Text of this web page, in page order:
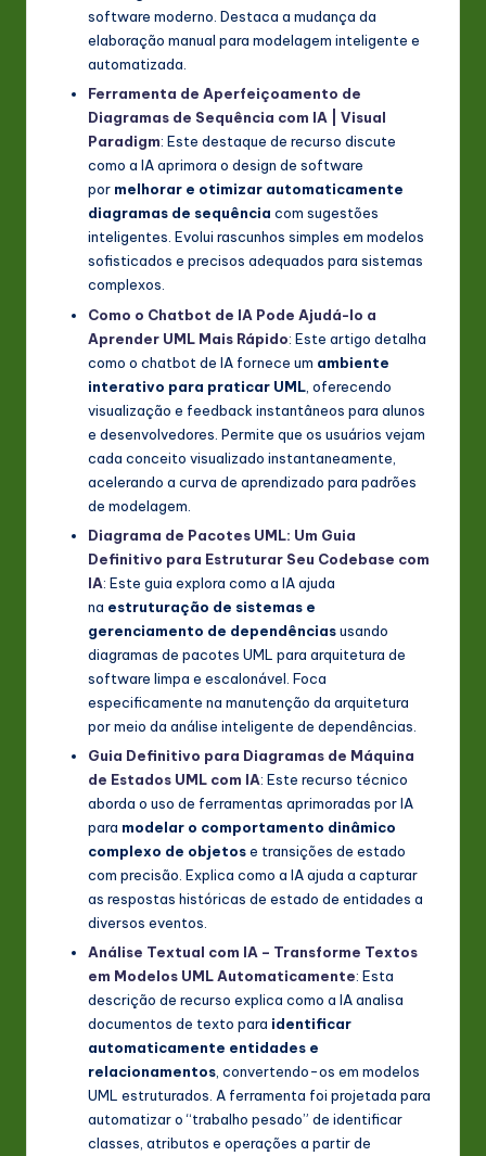
software moderno. Destaca a mudança da
elaboração manual para modelagem inteligente e
automatizada.
Ferramenta de Aperfeiçoamento de
Diagramas de Sequência com IA | Visual
Paradigm: Este destaque de recurso discute
como a IA aprimora o design de software
por melhorar e otimizar automaticamente
diagramas de sequência com sugestões
inteligentes. Evolui rascunhos simples em modelos
sofisticados e precisos adequados para sistemas
complexos.
Como o Chatbot de IA Pode Ajudá-lo a
Aprender UML Mais Rápido: Este artigo detalha
como o chatbot de IA fornece um ambiente
interativo para praticar UML , oferecendo
visualização e feedback instantâneos para alunos
e desenvolvedores. Permite que os usuários vejam
cada conceito visualizado instantaneamente,
acelerando a curva de aprendizado para padrões
de modelagem.
Diagrama de Pacotes UML: Um Guia
Definitivo para Estruturar Seu Codebase com
IA: Este guia explora como a IA ajuda
na estruturação de sistemas e
gerenciamento de dependênciasusando
diagramas de pacotes UML para arquitetura de
software limpa e escalonável. Foca
especificamente na manutenção da arquitetura
por meio da análise inteligente de dependências.
Guia Definitivo para Diagramas de Máquina
de Estados UML com IA: Este recurso técnico
aborda o uso de ferramentas aprimoradas por IA
para modelar o comportamento dinâmico
complexo de objetose transições de estado
com precisão. Explica como a IA ajuda a capturar
as respostas históricas de estado de entidades a
diversos eventos.
Análise Textual com IA – Transforme Textos
em Modelos UML Automaticamente: Esta
descrição de recurso explica como a IA analisa
documentos de texto para identificar
automaticamente entidades e
relacionamentos , convertendo-os em modelos
UML estruturados. A ferramenta foi projetada para
automatizar o “trabalho pesado” de identificar
classes, atributos e operações a partir de